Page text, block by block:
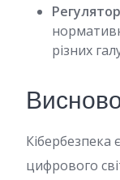
різних
Кібербезпека
цифрового